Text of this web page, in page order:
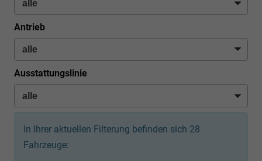
Antrieb
Ausstattungslinie
In Ihrer aktuellen Filterung befinden sich 28
Fahrzeuge: